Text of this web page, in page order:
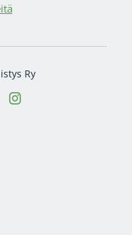
Ry
Instagram